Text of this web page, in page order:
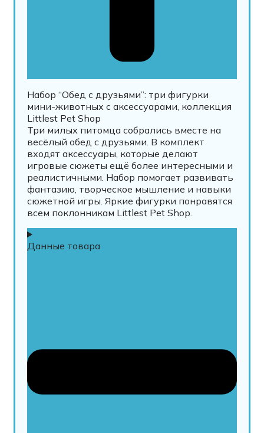
Набор “Обед с друзьями”: три фигурки
мини-животных с аксессуарами, коллекция
Littlest Pet Shop
Три милых питомца собрались вместе на
весёлый обед с друзьями. В комплект
входят аксессуары, которые делают
игровые сюжеты ещё более интересными и
реалистичными. Набор помогает развивать
фантазию, творческое мышление и навыки
сюжетной игры. Яркие фигурки понравятся
всем поклонникам Littlest Pet Shop.
Данные товара